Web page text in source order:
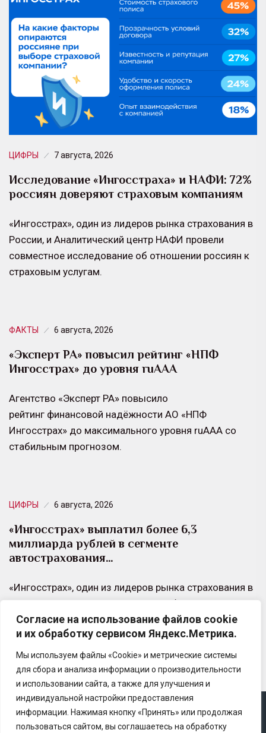
Согласие на использование файлов cookie
и их обработку сервисом Яндекс.Метрика.
Мы используем файлы «Cookie» и метрические системы
для сбора и анализа информации о производительности
и использовании сайта, а также для улучшения и
индивидуальной настройки предоставления
информации. Нажимая кнопку «Принять» или продолжая
пользоваться сайтом, вы соглашаетесь на обработку
ЦИФРЫ 7 августа, 2026
Исследование «Ингосстраха» и НАФИ: 72%
россиян доверяют страховым компаниям
«Ингосстрах», один из лидеров рынка страхования в
России, и Аналитический центр НАФИ провели
совместное исследование об отношении россиян к
страховым услугам.
ФАКТЫ 6 августа, 2026
«Эксперт РА» повысил рейтинг «НПФ
Ингосстрах» до уровня ruAAA
Агентство «Эксперт РА» повысило
рейтинг финансовой надёжности АО «НПФ
Ингосстрах» до максимального уровня ruAAA со
стабильным прогнозом.
ЦИФРЫ 6 августа, 2026
«Ингосстрах» выплатил более 6,3
миллиарда рублей в сегменте
автострахования…
«Ингосстрах», один из лидеров рынка страхования в
России, выплатил своим клиентам более 6,3
миллиарда рублей в сегменте автострахования за
период 20…
Copyright © 2025 Ассоциация «Некоммерческого
партнерство содействия развитию страхового рынка